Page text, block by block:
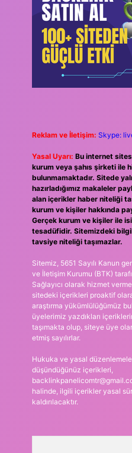
Reklam ve İletişim: Skype:
Yasal Uyarı: Bu internet
kurum veya şahıs şirketi ile
bulunmamaktadır. Sitede
hazırladığımız makaleler
alan içerikler haber niteliği
kurum ve kişiler hakkında
Gerçek kurum ve kişiler ile
tesadüfidir. Sitemizdeki
tavsiye niteliği taşımazlar.
Sitemiz, 5651 Sayılı Kanun
ve İletişim Kurumu (BTK)
Sağlayıcı olarak hizmet
sitedeki içerikleri proaktif
araştırma yükümlülüğümüz
üyelerimiz yazdıkları
taşımakta olup, siteye üye
etmiş sayılırlar.
Hukuka ve yasal
düşündüğünüz içerikleri,
halinde, ilgili içerikler yasal
kaldırılacaktır.